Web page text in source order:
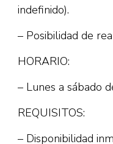
indefinido).
– Posibilidad de
HORARIO:
– Lunes a sábado
REQUISITOS:
– Disponibilidad